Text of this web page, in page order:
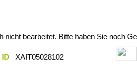
nicht bearbeitet. Bitte haben Sie noch
ID
XAIT05028102